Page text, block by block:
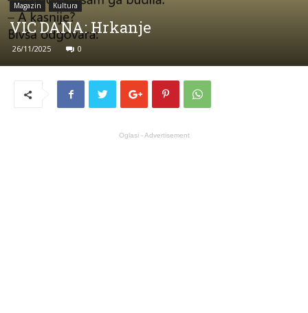
Magazin Kultura
VIC DANA: Hrkanje
26/11/2025 0
Oglasi - Advertisement